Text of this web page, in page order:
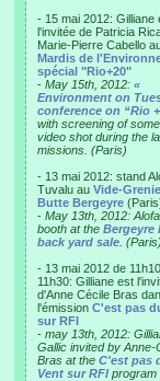
- 15 mai 2012: Gilliane
l'invitée de Patricia
Marie-Pierre Cabello
Mardis de
spécial "Rio+20"
- May 15th, 2012: «
Environment on
conference on “Rio
with screening of
video shot during the
missions. (Paris)
- 13 mai 2012: stand
Tuvalu au Vide-
Butte Bergeyre
- May 13th, 2012:
booth at the Bergeyre
back yard sale . (Paris)
- 13 mai 2012 de
11h30: Gilliane est
d'Anne Cécile Bras
l'émission C'est pas
sur RFI
- may 13th, 2012:
Gallic invited by Anne-
Bras at the C'est pas
Vent sur RFI program